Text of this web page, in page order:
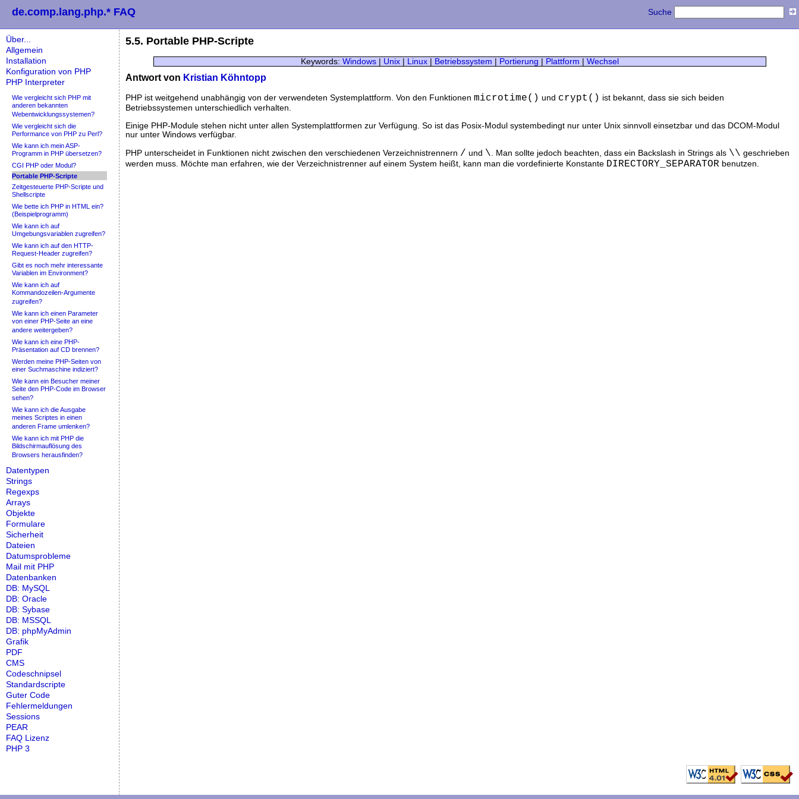
de.comp.lang.php.* FAQ Suche
Über...
Allgemein
Installation
Konfiguration von PHP
PHP Interpreter
Wie vergleicht sich PHP mit
anderen bekannten
Webentwicklungssystemen?
Wie vergleicht sich die
Performance von PHP zu Perl?
Wie kann ich mein ASP-
Programm in PHP übersetzen?
CGI PHP oder Modul?
Portable PHP-Scripte
Zeitgesteuerte PHP-Scripte und
Shellscripte
Wie bette ich PHP in HTML ein?
(Beispielprogramm)
Wie kann ich auf
Umgebungsvariablen zugreifen?
Wie kann ich auf den HTTP-
Request-Header zugreifen?
Gibt es noch mehr interessante
Variablen im Environment?
Wie kann ich auf
Kommandozeilen-Argumente
zugreifen?
Wie kann ich einen Parameter
von einer PHP-Seite an eine
andere weitergeben?
Wie kann ich eine PHP-
Präsentation auf CD brennen?
Werden meine PHP-Seiten von
einer Suchmaschine indiziert?
Wie kann ein Besucher meiner
Seite den PHP-Code im Browser
sehen?
Wie kann ich die Ausgabe
meines Scriptes in einen
anderen Frame umlenken?
Wie kann ich mit PHP die
Bildschirmauflösung des
Browsers herausfinden?
Datentypen
Strings
Regexps
Arrays
Objekte
Formulare
Sicherheit
Dateien
Datumsprobleme
Mail mit PHP
Datenbanken
DB: MySQL
DB: Oracle
DB: Sybase
DB: MSSQL
DB: phpMyAdmin
Grafik
PDF
CMS
Codeschnipsel
Standardscripte
Guter Code
Fehlermeldungen
Sessions
PEAR
FAQ Lizenz
PHP 3
5.5. Portable PHP-Scripte
Keywords: Windows| Unix| Linux| Betriebssystem Portierung Plattform Wechsel
Antwort von Kristian Köhntopp
PHP ist weitgehend unabhängig von der verwendeten Systemplattform. Von den Funktionen microtime() und crypt() ist bekannt, dass sie sich beiden
Betriebssystemen unterschiedlich verhalten.
Einige PHP-Module stehen nicht unter allen Systemplattformen zur Verfügung. So ist das Posix-Modul systembedingt nur unter Unix sinnvoll einsetzbar und das DCOM-Modul
nur unter Windows verfügbar.
PHP unterscheidet in Funktionen nicht zwischen den verschiedenen Verzeichnistrennern / und \ . Man sollte jedoch beachten, dass ein Backslash in Strings als \\ geschrieben
werden muss. Möchte man erfahren, wie der Verzeichnistrenner auf einem System heißt, kann man die vordefinierte Konstante DIRECTORY_SEPARATOR benutzen.